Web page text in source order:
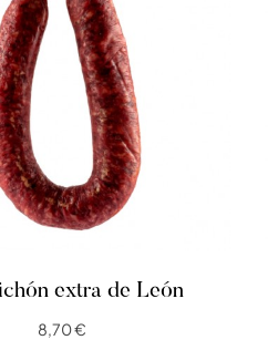
extra de León
8,70 €